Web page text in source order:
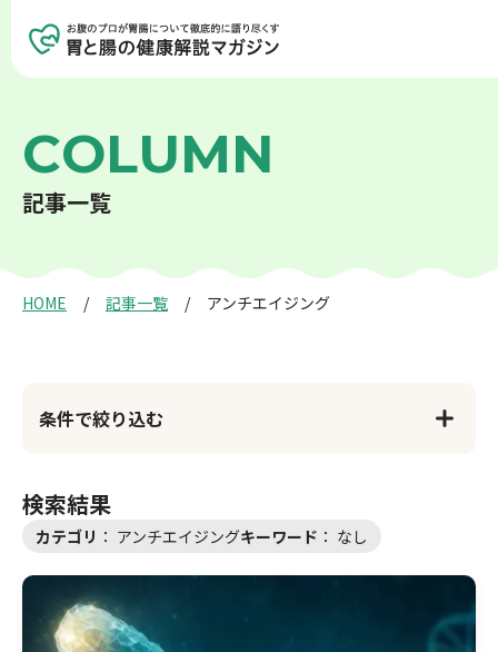
胃の健康
癌について 生活習慣病
COLUMN
記事一覧
HOME 記事一覧 アンチエイジング
条件で絞り込む
検索結果
カテゴリ ： アンチエイジングキーワード ： なし